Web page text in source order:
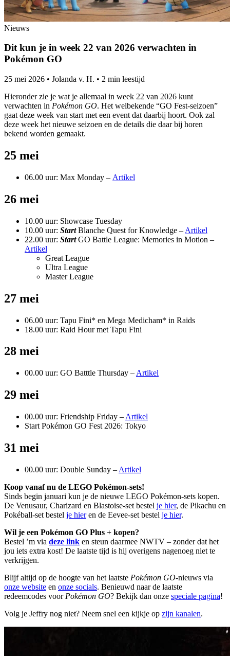
Nieuws
Dit kun je in week 22 van 2026 verwachten in
Pokémon GO
25 mei 2026 • Jolanda v. H. • 2 min leestijd
Hieronder zie je wat je allemaal in week 22 van 2026 kunt
verwachten in Pokémon GO. Het welbekende “GO Fest-seizoen”
gaat deze week van start met een event dat daarbij hoort. Ook zal
deze week het nieuwe seizoen en de details die daar bij horen
bekend worden gemaakt.
25 mei
06.00 uur: Max Monday – Artikel
26 mei
10.00 uur: Showcase Tuesday
10.00 uur: StartBlanche Quest for Knowledge – Artikel
22.00 uur: Start GO Battle League: Memories in Motion –
Artikel
Great League
Ultra League
Master League
27 mei
06.00 uur: Tapu Fini* en Mega Medicham* in Raids
18.00 uur: Raid Hour met Tapu Fini
28 mei
00.00 uur: GO Batttle Thursday – Artikel
29 mei
00.00 uur: Friendship Friday – Artikel
Start Pokémon GO Fest 2026: Tokyo
31 mei
00.00 uur: Double Sunday – Artikel
Koop vanaf nu de LEGO Pokémon-sets!
Sinds begin januari kun je de nieuwe LEGO Pokémon-sets kopen.
De Venusaur, Charizard en Blastoise-set bestel je hier, de Pikachu en
Pokéball-set bestel je hieren de Eevee-set bestel je hier.
Wil je een Pokémon GO Plus + kopen?
Bestel ’m via deze link en steun daarmee NWTV – zonder dat het
jou iets extra kost! De laatste tijd is hij overigens nagenoeg niet te
verkrijgen.
Blijf altijd op de hoogte van het laatste Pokémon GO-nieuws via
onze website en onze socials. Benieuwd naar de laatste
redeemcodes voor Pokémon GO? Bekijk dan onze speciale pagina!
Volg je Jeffry nog niet? Neem snel een kijkje op zijn kanalen.